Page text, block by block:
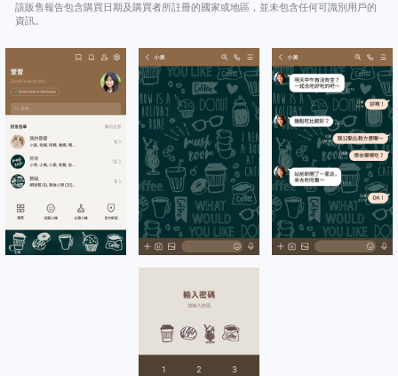
該販售報告包含購買日期及購買者所註冊的國家或地區，並未包含任何可識別用戶的
資訊。